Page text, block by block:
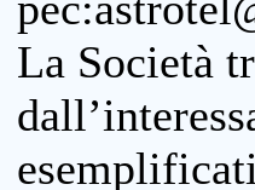
La Società